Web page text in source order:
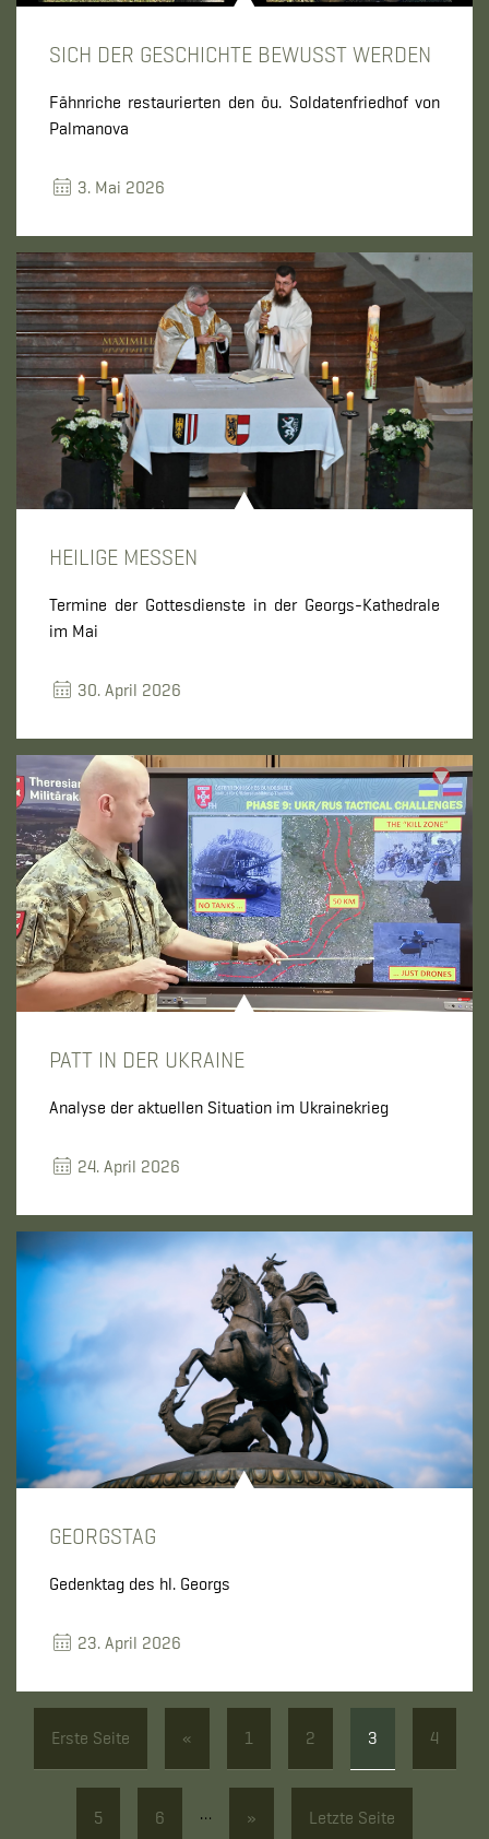
SICH DER GESCHICHTE BEWUSST WERDEN
Fähnriche restaurierten den öu. Soldatenfriedhof von
Palmanova
3. Mai 2026
HEILIGE MESSEN
Termine der Gottesdienste in der Georgs-Kathedrale
im Mai
30. April 2026
PATT IN DER UKRAINE
Analyse der aktuellen Situation im Ukrainekrieg
24. April 2026
GEORGSTAG
Gedenktag des hl. Georgs
23. April 2026
Erste Seite « 1 2 3 4
5 6 … » Letzte Seite